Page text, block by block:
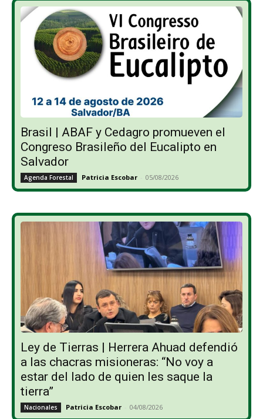
Brasil | ABAF y Cedagro promueven el
Congreso Brasileño del Eucalipto en
Salvador
Agenda Forestal Patricia Escobar - 05/08/2026
Ley de Tierras | Herrera Ahuad defendió
a las chacras misioneras: “No voy a
estar del lado de quien les saque la
tierra”
Nacionales Patricia Escobar - 04/08/2026